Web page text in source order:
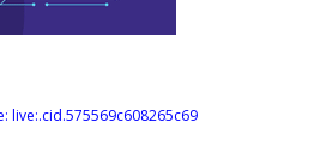
live:.cid.575569c608265c69